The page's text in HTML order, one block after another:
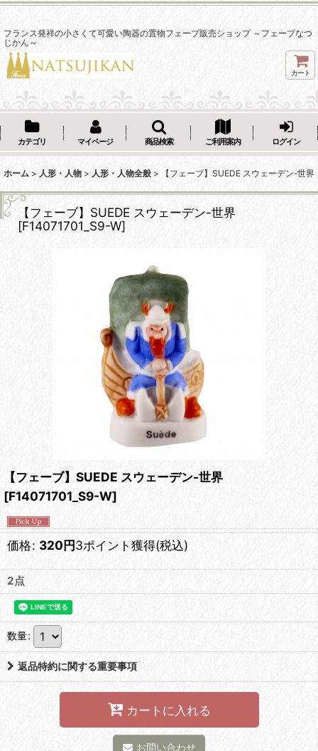
フランス発祥の小さくて可愛い陶器の置物フェーブ販売ショップ ～フェーブなつ
じかん～
カート
カテゴリ マイページ 商品検索 ご利用案内 ログイン
ホーム > 人形・人物 > 人形・人物全般 > 【フェーブ】SUEDE スウェーデン-世界
【フェーブ】SUEDE スウェーデン-世界
[F14071701_S9-W]
【フェーブ】SUEDE スウェーデン-世界
[F14071701_S9-W]
価格: 320円3ポイント獲得(税込)
2点
数量:
返品特約に関する重要事項
カートに入れる
お問い合わせ